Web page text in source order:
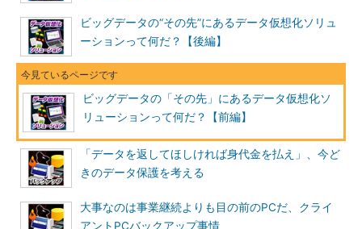
ビッグデータの“その先”にあるデータ仮想化ソリュ
ーションって何だ？【後編】
ビッグデータの「その先」にあるデータ仮想化ソ
リューションって何だ？【前編】
「データを返してほしければ身代金を払え」、今ど
きのデータ保護を考える
大事なのは事業継続よりも目の前のPCだ、クライ
アントPCバックアップ事情